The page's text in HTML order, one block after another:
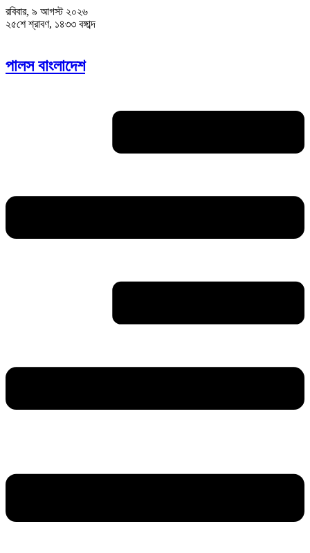
রবিবার, ৯ আগস্ট ২০২৬
২৫শে শ্রাবণ, ১৪৩৩ বঙ্গাব্দ
পালস বাংলাদেশ